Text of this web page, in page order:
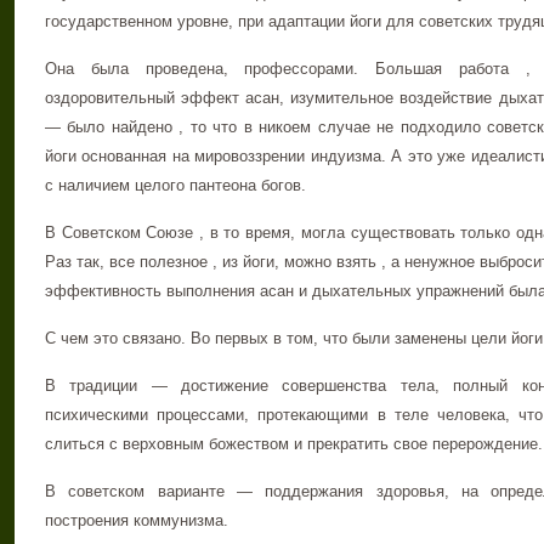
государственном уровне, при адаптации йоги для советских
Она была проведена, профессорами. Большая работа ,
оздоровительный эффект асан, изумительное воздействие
— было найдено , то что в никоем случае не подходило
йоги основанная на мировоззрении индуизма. А это уже
с наличием целого пантеона богов.
В Советском Союзе , в то время, могла существовать только
Раз так, все полезное , из йоги, можно взять , а ненужное
эффективность выполнения асан и дыхательных упражнений
С чем это связано. Во первых в том, что были заменены цели
В традиции — достижение совершенства тела, полный
психическими процессами, протекающими в теле человека,
слиться с верховным божеством и прекратить свое перерождение.
В советском варианте — поддержания здоровья, на
построения коммунизма.